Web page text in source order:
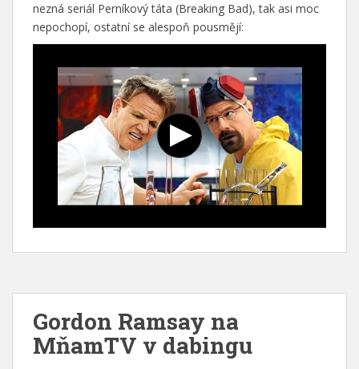
nezná seriál Perníkový táta (Breaking Bad), tak asi moc
nepochopí, ostatní se alespoň pousmějí:
Gordon Ramsay na
MňamTV v dabingu